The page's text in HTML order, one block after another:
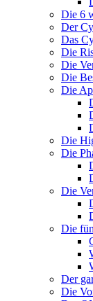
Die 6
Der
Das
Die
Die
Die
Die
Die
Die
Die
Die
Der
Die